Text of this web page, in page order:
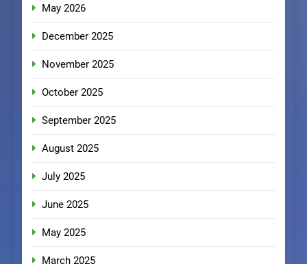
May 2026
December 2025
November 2025
October 2025
September 2025
August 2025
July 2025
June 2025
May 2025
March 2025